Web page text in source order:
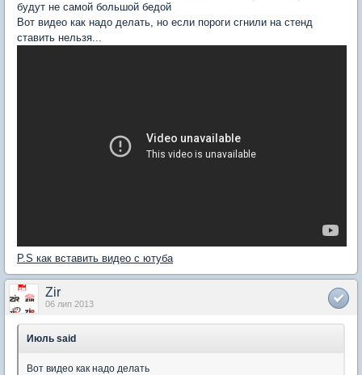
будут не самой большой бедой
Вот видео как надо делать, но если пороги сгнили на стенд
ставить нельзя...
P.S как вставить видео с ютуба
Zir
06 лип 2013
Июль said
Вот видео как надо делать